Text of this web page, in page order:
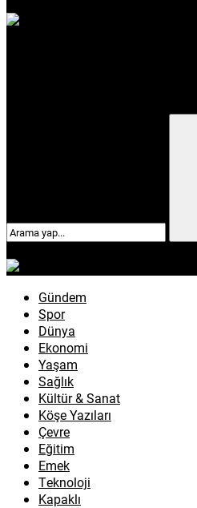
Gündem
Spor
Dünya
Ekonomi
Yaşam
Sağlık
Kültür & Sanat
Köşe Yazıları
Çevre
Eğitim
Emek
Teknoloji
Kapaklı